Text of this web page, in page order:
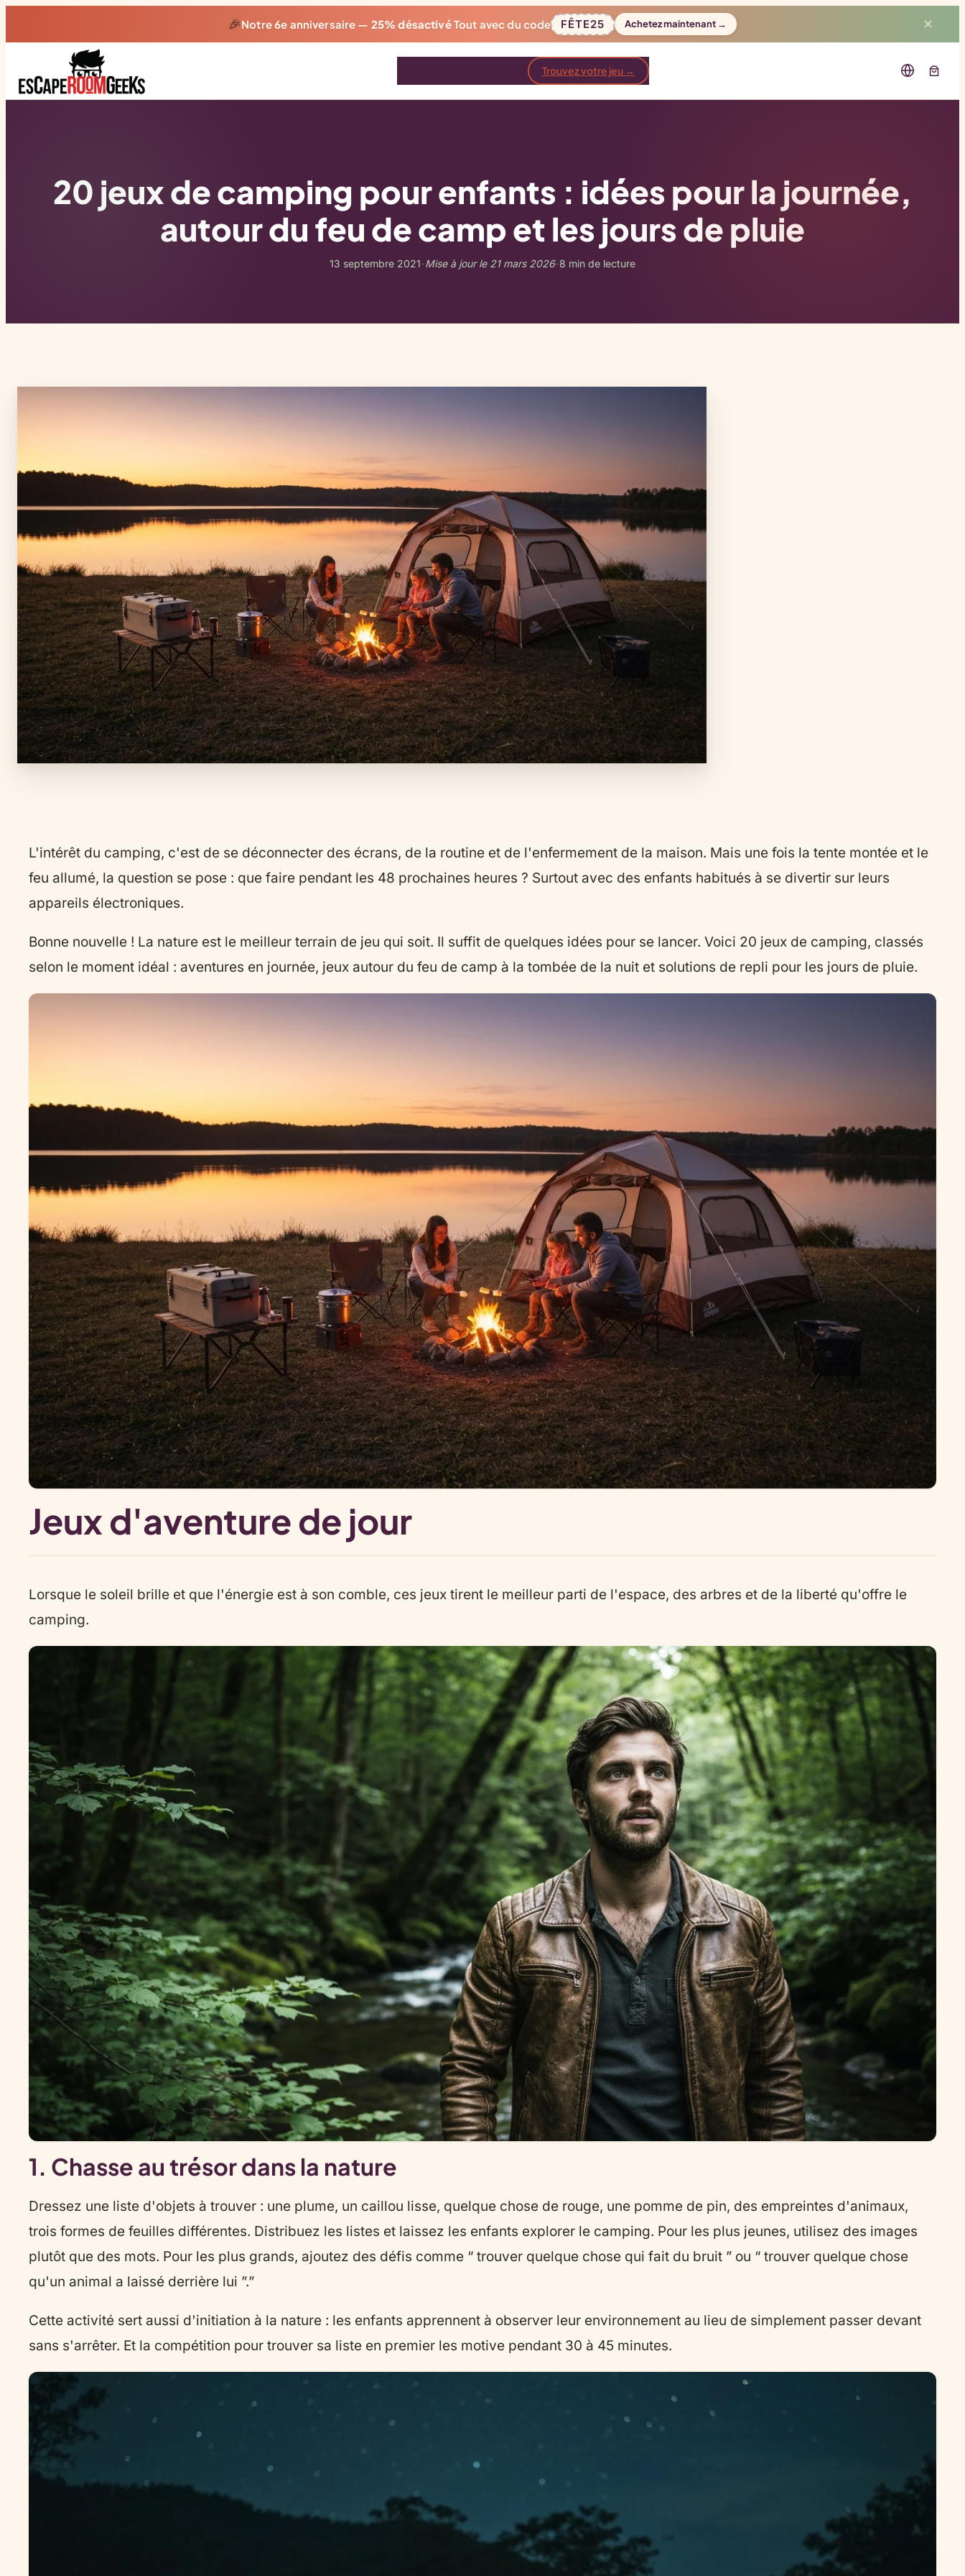
🎉Notre 6e anniversaire — 25% désactivéTout avec du code FÊTE25 Achetez maintenant → ✕
Trouvez votre jeu →
20 jeux de camping pour enfants : idées pour la journée,
autour du feu de camp et les jours de pluie
13 septembre 2021-Mise à jour le 21 mars 2026-8 min de lecture
L'intérêt du camping, c'est de se déconnecter des écrans, de la routine et de l'enfermement de la maison. Mais une fois la tente montée et le
feu allumé, la question se pose : que faire pendant les 48 prochaines heures ? Surtout avec des enfants habitués à se divertir sur leurs
appareils électroniques.
Bonne nouvelle ! La nature est le meilleur terrain de jeu qui soit. Il suffit de quelques idées pour se lancer. Voici 20 jeux de camping, classés
selon le moment idéal : aventures en journée, jeux autour du feu de camp à la tombée de la nuit et solutions de repli pour les jours de pluie.
Jeux d'aventure de jour
Lorsque le soleil brille et que l'énergie est à son comble, ces jeux tirent le meilleur parti de l'espace, des arbres et de la liberté qu'offre le
camping.
1. Chasse au trésor dans la nature
Dressez une liste d'objets à trouver : une plume, un caillou lisse, quelque chose de rouge, une pomme de pin, des empreintes d'animaux,
trois formes de feuilles différentes. Distribuez les listes et laissez les enfants explorer le camping. Pour les plus jeunes, utilisez des images
plutôt que des mots. Pour les plus grands, ajoutez des défis comme “ trouver quelque chose qui fait du bruit ” ou “ trouver quelque chose
qu'un animal a laissé derrière lui ”.”
Cette activité sert aussi d'initiation à la nature : les enfants apprennent à observer leur environnement au lieu de simplement passer devant
sans s'arrêter. Et la compétition pour trouver sa liste en premier les motive pendant 30 à 45 minutes.